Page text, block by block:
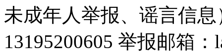
未成年人举报、谣言信
13195200605 举报邮箱